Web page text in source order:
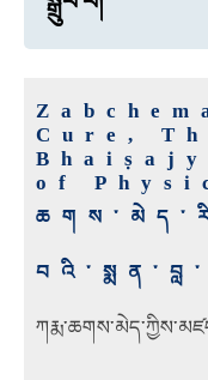
Cure,
of